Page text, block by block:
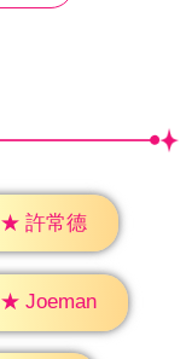
★ 許常德
★ Joeman